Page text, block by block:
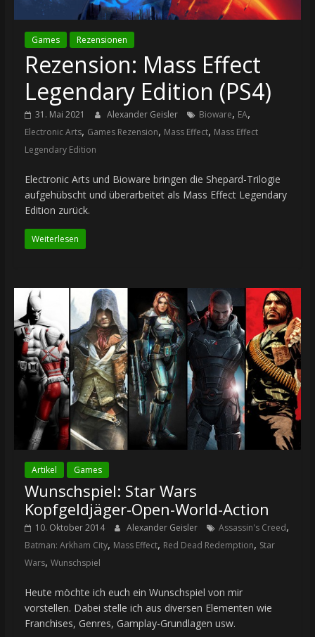
Games Rezensionen
Rezension: Mass Effect
Legendary Edition (PS4)
31. Mai 2021 Alexander Geisler Bioware, EA,
Electronic Arts, Games Rezension, Mass Effect, Mass Effect
Legendary Edition
Electronic Arts und Bioware bringen die Shepard-Trilogie
aufgehübscht und überarbeitet als Mass Effect Legendary
Edition zurück.
Weiterlesen
Artikel Games
Wunschspiel: Star Wars
Kopfgeldjäger-Open-World-Action
10. Oktober 2014 Alexander Geisler Assassin's Creed,
Batman: Arkham City, Mass Effect, Red Dead Redemption, Star
Wars, Wunschspiel
Heute möchte ich euch ein Wunschspiel von mir
vorstellen. Dabei stelle ich aus diversen Elementen wie
Franchises, Genres, Gamplay-Grundlagen usw.